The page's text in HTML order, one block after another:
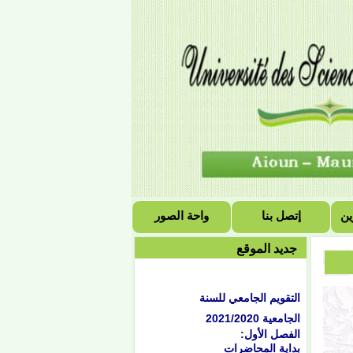
واحة الصور إتصل بنا
جديد الموقع
التقويم الجامعي للسنة
الجامعية 2021/2020
الفصل الأول:
بداية المحاضرات